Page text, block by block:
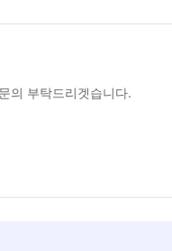
의 부탁드리겟습니다.